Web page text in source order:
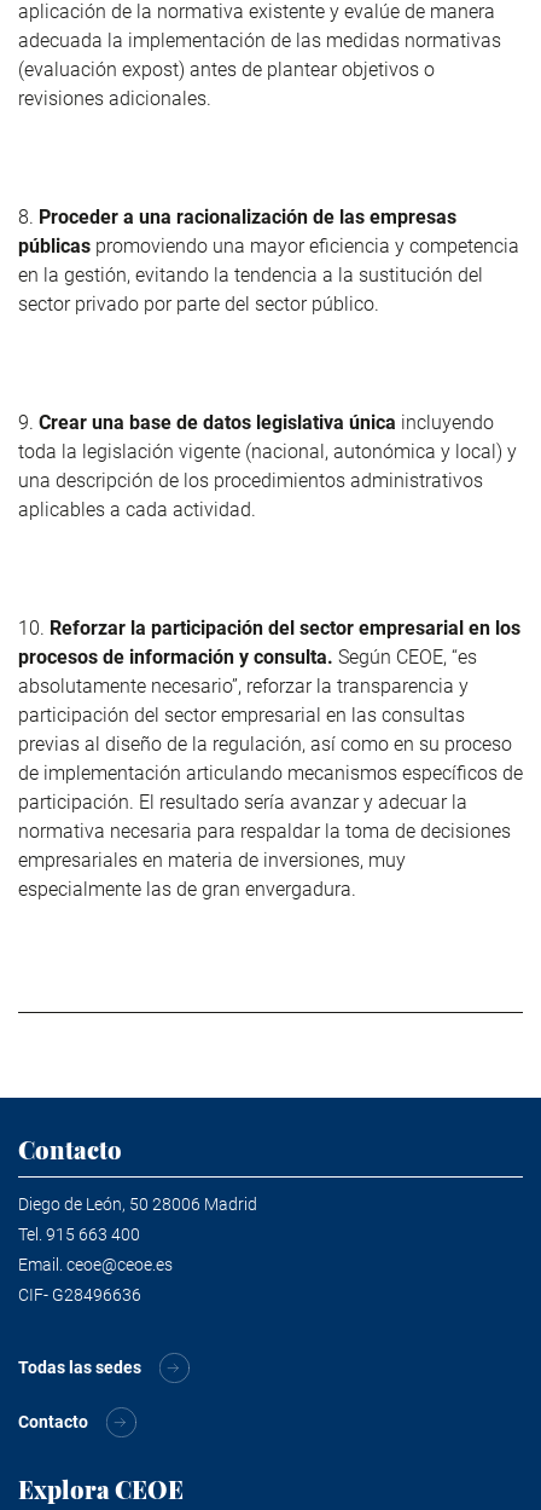
aplicación de la normativa existente y evalúe de manera
adecuada la implementación de las medidas normativas
(evaluación expost) antes de plantear objetivos o
revisiones adicionales.
8. Proceder a una racionalización de las empresas
públicas promoviendo una mayor eficiencia y competencia
en la gestión, evitando la tendencia a la sustitución del
sector privado por parte del sector público.
9. Crear una base de datos legislativa única incluyendo
toda la legislación vigente (nacional, autonómica y local) y
una descripción de los procedimientos administrativos
aplicables a cada actividad.
10. Reforzar la participación del sector empresarial en los
procesos de información y consulta. Según CEOE, “es
absolutamente necesario”, reforzar la transparencia y
participación del sector empresarial en las consultas
previas al diseño de la regulación, así como en su proceso
de implementación articulando mecanismos específicos de
participación. El resultado sería avanzar y adecuar la
normativa necesaria para respaldar la toma de decisiones
empresariales en materia de inversiones, muy
especialmente las de gran envergadura.
Contacto
Diego de León, 50 28006 Madrid
Tel. 915 663 400
Email. ceoe@ceoe.es
CIF- G28496636
Todas las sedes
Contacto
Explora CEOE